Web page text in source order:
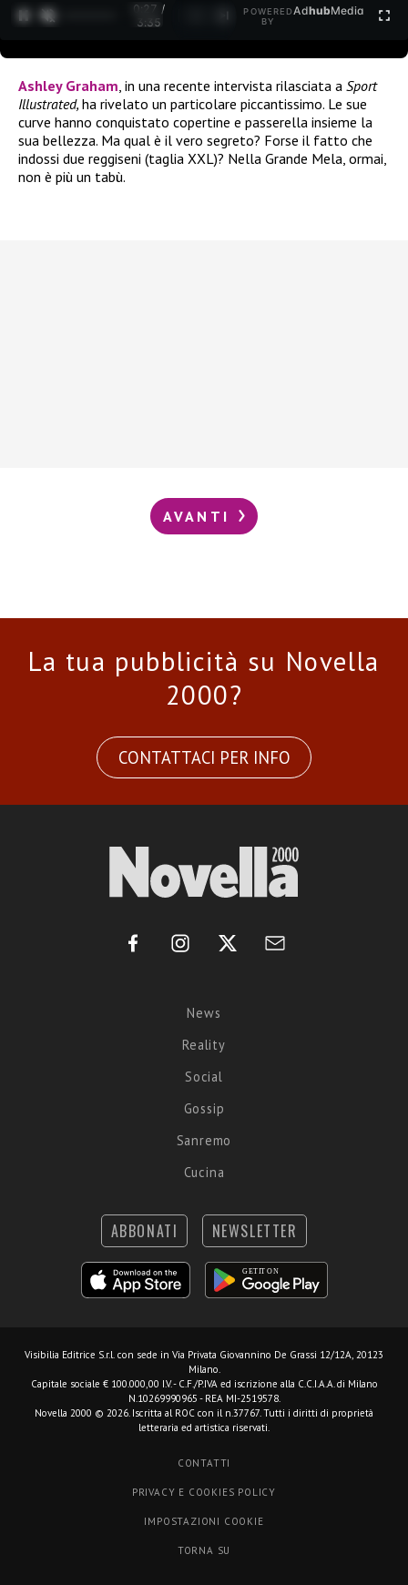
0:27 /
3:35
POWERED
BY
AdhubMedia
Ashley Graham , in una recente intervista rilasciata a Sport
Illustrated, ha rivelato un particolare piccantissimo. Le sue
curve hanno conquistato copertine e passerella insieme la
sua bellezza. Ma qual è il vero segreto? Forse il fatto che
indossi due reggiseni (taglia XXL)? Nella Grande Mela, ormai,
non è più un tabù.
AVANTI
La tua pubblicità su Novella
2000?
CONTATTACI PER INFO
News
Reality
Social
Gossip
Sanremo
Cucina
ABBONATI NEWSLETTER
Visibilia Editrice S.r.l. con sede in Via Privata Giovannino De Grassi 12/12A, 20123
Milano.
Capitale sociale € 100.000,00 I.V. - C.F./P.IVA ed iscrizione alla C.C.I.A.A. di Milano
N.10269990965 - REA MI-2519578.
Novella 2000 © 2026. Iscritta al ROC con il n.37767. Tutti i diritti di proprietà
letteraria ed artistica riservati.
CONTATTI
PRIVACY E COOKIES POLICY
IMPOSTAZIONI COOKIE
TORNA SU